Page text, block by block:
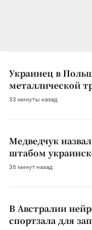
Украинец в
металлической
33 минуты назад
Медведчук
штабом
36 минут назад
В Австралии
спортзала для